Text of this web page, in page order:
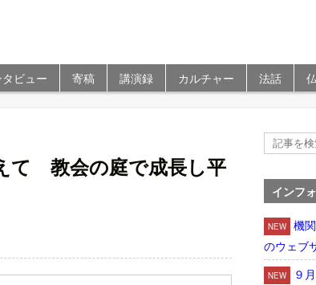
ビュー 寄稿 講演録 カルチャー 法話
て 教会の庭で成長し平
インフ
NEW
機
のウェブ
NEW
９